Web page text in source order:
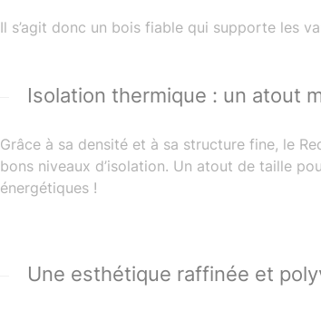
Il s’agit donc un bois fiable qui supporte les
Isolation thermique : un atout
Grâce à sa densité et à sa structure fine, le
bons niveaux d’isolation. Un atout de taille
énergétiques !
Une esthétique raffinée et